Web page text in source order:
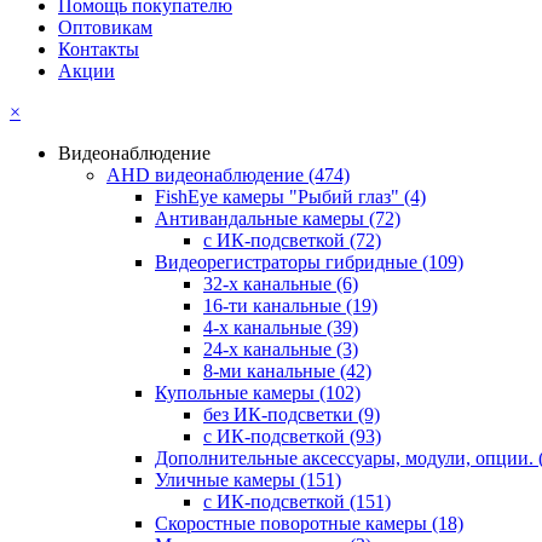
Помощь покупателю
Оптовикам
Контакты
Акции
×
Видеонаблюдение
AHD видеонаблюдение (474)
FishEye камеры "Рыбий глаз" (4)
Антивандальные камеры (72)
с ИК-подсветкой (72)
Видеорегистраторы гибридные (109)
32-х канальные (6)
16-ти канальные (19)
4-х канальные (39)
24-х канальные (3)
8-ми канальные (42)
Купольные камеры (102)
без ИК-подсветки (9)
с ИК-подсветкой (93)
Дополнительные аксессуары, модули, опции.
Уличные камеры (151)
с ИК-подсветкой (151)
Скоростные поворотные камеры (18)